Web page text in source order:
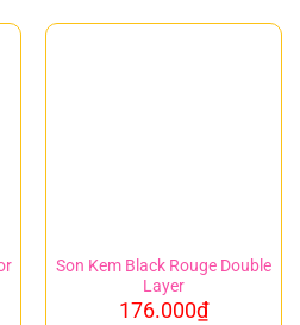
Son Kem Black Rouge Double
Layer
176.000₫